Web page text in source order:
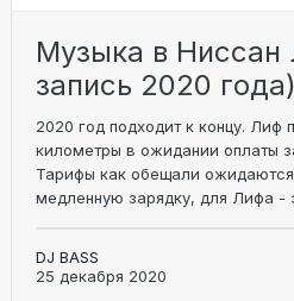
Музыка в Ниссан
запись 2020 года)
2020 год подходит к концу. Лиф
километры в ожидании оплаты
Тарифы как обещали
медленную зарядку, для Лифа -
DJ BASS
25 декабря 2020